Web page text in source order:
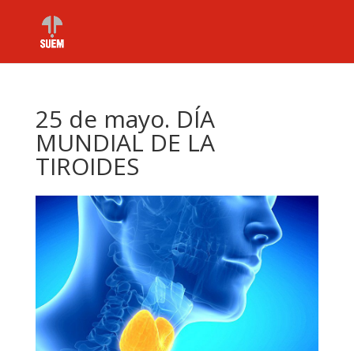
25 de mayo. DÍA
MUNDIAL DE LA
TIROIDES